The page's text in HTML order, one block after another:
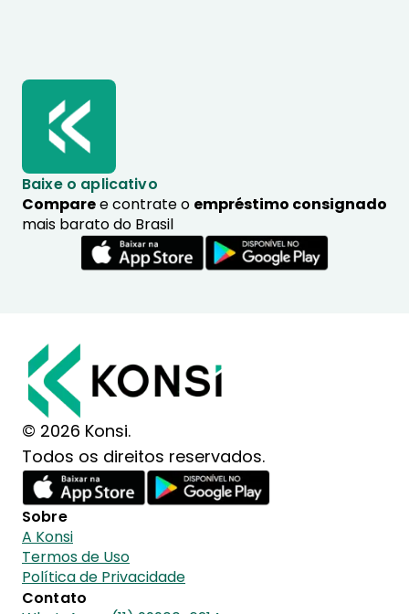
Baixe o aplicativo
Comparee contrate o empréstimo consignado
mais barato do Brasil
© 2026 Konsi.
Todos os direitos reservados.
Sobre
A Konsi
Termos de Uso
Política de Privacidade
Contato